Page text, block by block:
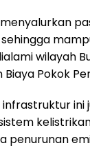
wilayah
Pokok
penurunan